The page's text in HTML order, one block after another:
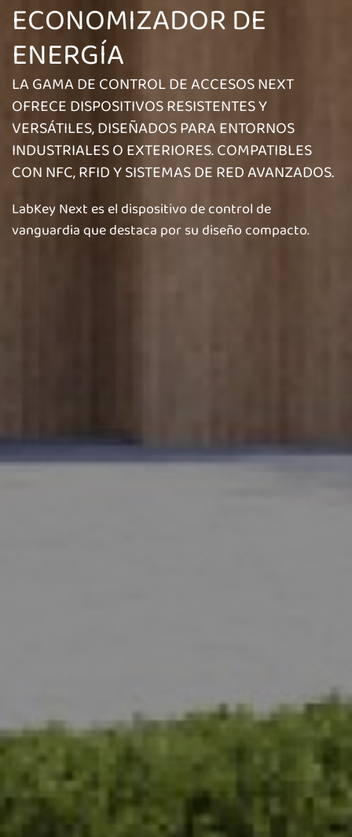
ECONOMIZADOR DE
ENERGÍA
LA GAMA DE CONTROL DE ACCESOS NEXT
OFRECE DISPOSITIVOS RESISTENTES Y
VERSÁTILES, DISEÑADOS PARA ENTORNOS
INDUSTRIALES O EXTERIORES. COMPATIBLES
CON NFC, RFID Y SISTEMAS DE RED AVANZADOS.
LabKey Next es el dispositivo de control de
vanguardia que destaca por su diseño compacto.